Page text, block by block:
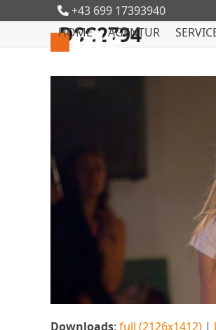
to
+43 699 17393940
HOME AGENTUR
_DSC2794
Downloads: full (2126x1412) |